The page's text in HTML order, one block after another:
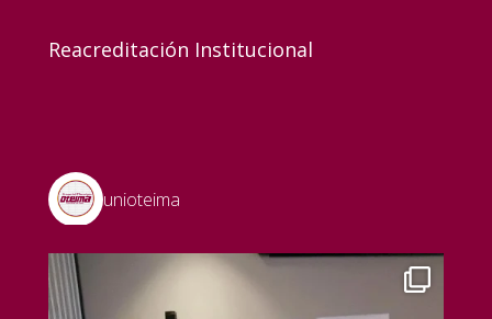
Reacreditación Institucional
unioteima